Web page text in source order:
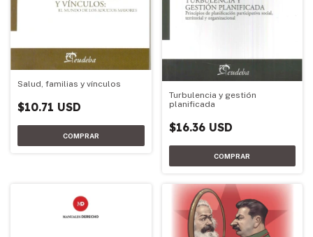
Salud, familias y vínculos
$10.71 USD
Turbulencia y gestión
planificada
$16.36 USD